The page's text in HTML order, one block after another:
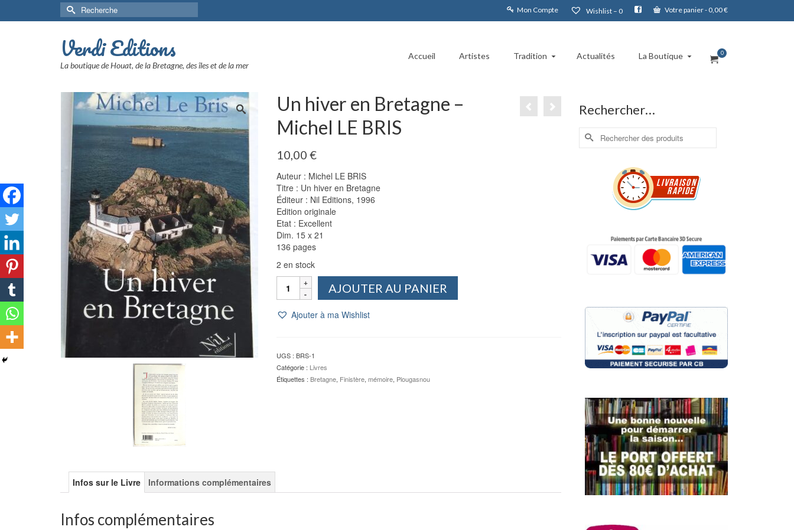
Mon Compte Wishlist – 0 Votre panier- 0,00€
Rechercher :
Verdi Editions
La boutique de Houat, de la Bretagne, des îles et de la mer
Accueil Artistes Tradition Actualités La Boutique 0
Un hiver en Bretagne –
Michel LE BRIS
10,00 €
Auteur : Michel LE BRIS
Titre : Un hiver en Bretagne
Éditeur : Nil Editions, 1996
Edition originale
Etat : Excellent
Dim. 15 x 21
136 pages
2 en stock
quantité
hiver
-
Michel
LE
AJOUTER AU PANIER
Ajouter à ma Wishlist
UGS : BRS-1
Catégorie : Livres
Étiquettes : Bretagne, Finistère, mémoire, Plougasnou
Infos sur le Livre Informations complémentaires
Infos complémentaires
Rechercher…
Rechercher :